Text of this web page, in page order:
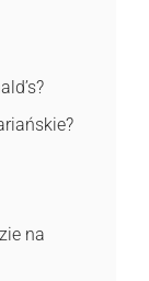
na